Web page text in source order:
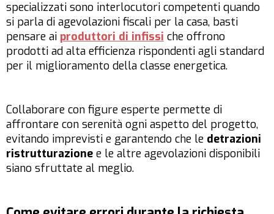
specializzati sono interlocutori competenti quando
si parla di agevolazioni fiscali per la casa, basti
pensare ai produttori di infissi che offrono
prodotti ad alta efficienza rispondenti agli standard
per il miglioramento della classe energetica.
Collaborare con figure esperte permette di
affrontare con serenità ogni aspetto del progetto,
evitando imprevisti e garantendo che le detrazioni
ristrutturazione e le altre agevolazioni disponibili
siano sfruttate al meglio.